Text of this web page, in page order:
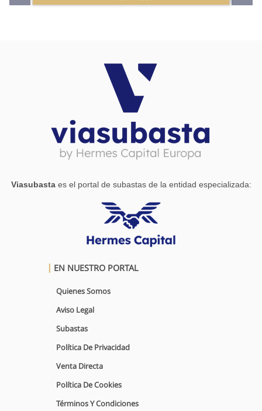
100%: la nota simple registral confirma que PROMAGA,
S.A. es titular del pleno dominio de ""la totalidad""
(100%) de esta finca, por título de Segregación/División
Horizontal (escritura de 07/08/1998). **EN EL
APARTADO DOCUMENTOS PODRÁ ENCONTRAR
DE MAPAS** Es necesario disponer de ususario
registrado en la plataforma y haber realizado el depósito
para poder participar en la subasta
Viasubastaes el portal de subastas de la entidad especializada:
EN NUESTRO PORTAL
Quienes Somos
Aviso Legal
Subastas
Política De Privacidad
Venta Directa
Política De Cookies
Términos Y Condiciones